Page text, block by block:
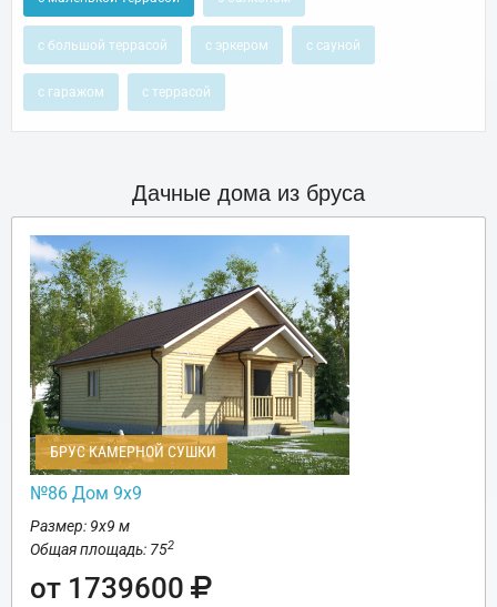
с большой террасой с эркером с сауной
с гаражом с террасой
Дачные дома из бруса
БРУС КАМЕРНОЙ СУШКИ
№86 Дом 9х9
Размер: 9х9 м
Общая площадь: 752
от 1739600